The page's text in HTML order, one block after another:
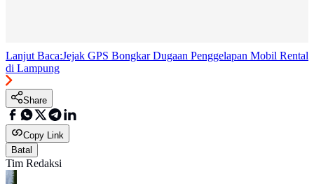
Lanjut Baca:Jejak GPS Bongkar Dugaan Penggelapan Mobil Rental
di Lampung
Share
Copy Link
Batal
Tim Redaksi